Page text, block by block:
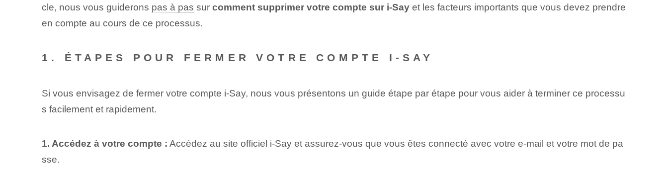
cle, nous vous guiderons pas à pas sur comment supprimer votre compte sur i-Sayet les facteurs importants que vous devez prendre
en compte au cours de ce processus.
1. ÉTAPES POUR FERMER VOTRE COMPTE I-SAY
Si vous envisagez de fermer votre compte i-Say, nous vous présentons un guide étape par étape pour vous aider à terminer ce processu
s facilement et rapidement.
1. Accédez à votre compte : Accédez au site officiel i-Say et assurez-vous que vous êtes connecté avec votre e-mail et votre mot de pa
sse.